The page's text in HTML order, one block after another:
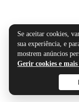
Se aceitar cookies,
sua experiência, e
mostrem anúncios
Gerir cookies e